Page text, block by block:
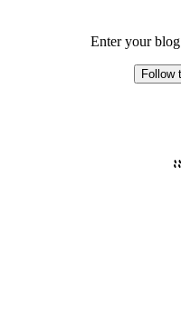
Enter your
Follow